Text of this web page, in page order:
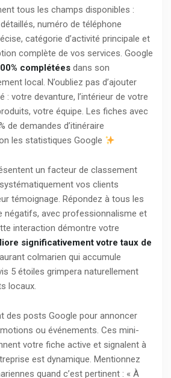
tous les champs disponibles :
numéro de téléphone
catégorie d’activité principale et
complète de vos services. Google
complétées dans son
local. N’oubliez pas d’ajouter
: votre devanture, l’intérieur de votre
votre équipe. Les fiches avec
de demandes d’itinéraire
les statistiques Google
un facteur de classement
vos clients
témoignage. Répondez à tous les
négatifs, avec professionnalisme et
interaction démontre votre
significativement votre taux de
colmarien qui accumule
5 étoiles grimpera naturellement
locaux.
des posts Google pour annoncer
ou événements. Ces mini-
votre fiche active et signalent à
est dynamique. Mentionnez
quand c’est pertinent : « À